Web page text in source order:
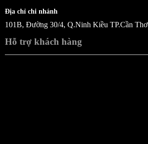
Địa chỉ chi nhánh
101B, Đường 30/4, Q.Ninh Kiều TP.Cần Thơ
Hỗ trợ khách hàng